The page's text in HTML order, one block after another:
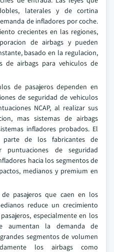
laterales y de cortina
de infladores por coche.
crecientes en las regiones,
de airbags y pueden
basado en la regulacion,
de airbags para vehiculos de
de pasajeros dependen en
de seguridad de vehiculos
NCAP, al realizar sus
mas sistemas de airbags
infladores probados. El
de los fabricantes de
puntuaciones de seguridad
hacia los segmentos de
medianos y premium en
pasajeros que caen en los
reduce un crecimiento
especialmente en los
aumentan la demanda de
segmentos de volumen
los airbags como